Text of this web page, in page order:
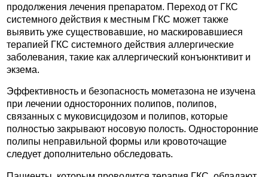
продолжения лечения препаратом. Переход от ГКС
системного действия к местным ГКС может также
выявить уже существовавшие, но маскировавшиеся
терапией ГКС системного действия аллергические
заболевания, такие как аллергический конъюнктивит и
экзема.
Эффективность и безопасность мометазона не изучена
при лечении односторонних полипов, полипов,
связанных с муковисцидозом и полипов, которые
полностью закрывают носовую полость. Односторонние
полипы неправильной формы или кровоточащие
следует дополнительно обследовать.